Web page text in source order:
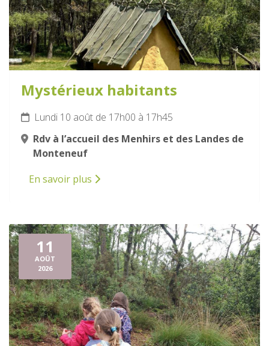
Mystérieux habitants
Lundi 10 août de 17h00 à 17h45
Rdv à l’accueil des Menhirs et des Landes de
Monteneuf
En savoir plus
11
AOÛT
2026